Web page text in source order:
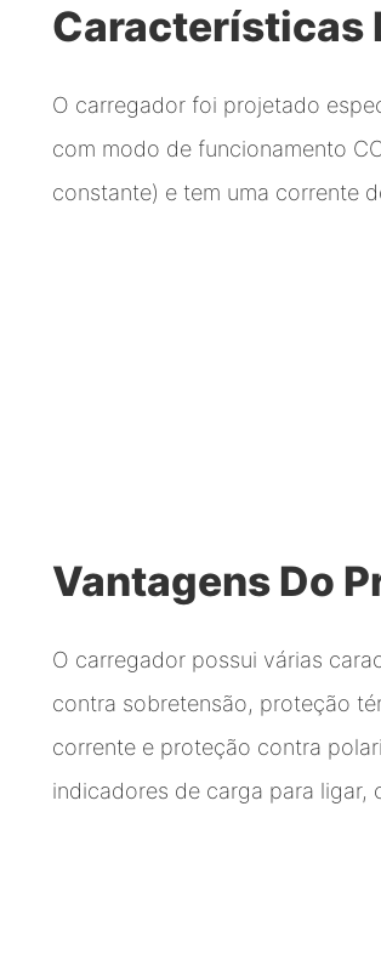
Características
O carregador foi projetado
com modo de funcionamento
constante) e tem uma corrente
Vantagens Do
O carregador possui várias
contra sobretensão, proteção
corrente e proteção contra
indicadores de carga para ligar,